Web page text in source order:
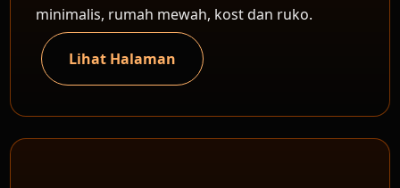
minimalis, rumah mewah, kost dan ruko.
Lihat Halaman